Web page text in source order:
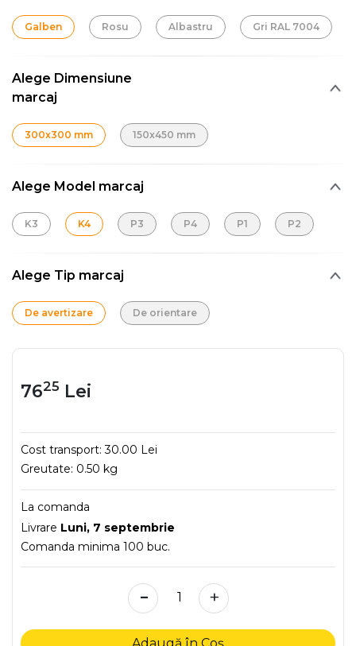
Galben Rosu Albastru Gri RAL 7004
Alege Dimensiune
marcaj
300x300 mm 150x450 mm
Alege Model marcaj
K3 K4 P3 P4 P1 P2
Alege Tip marcaj
De avertizare De orientare
7625 Lei
Cost transport:30.00 Lei
Greutate: 0.50 kg
La comanda
Livrare Luni, 7 septembrie
Comanda minima 100 buc.
- +